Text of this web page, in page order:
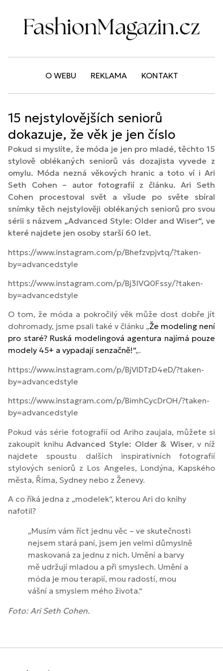
O WEBU REKLAMA KONTAKT
15 nejstylovějších seniorů
dokazuje, že věk je jen číslo
Pokud si myslíte, že móda je jen pro mladé, těchto 15
stylově oblékaných seniorů vás dozajista vyvede z
omylu. Móda nezná věkových hranic a toto ví i Ari
Seth Cohen – autor fotografií z článku. Ari Seth
Cohen procestoval svět a všude po světe sbíral
snímky těch nejstylověji oblékaných seniorů pro svou
sérii s názvem „Advanced Style: Older and Wiser“, ve
které najdete jen osoby starší 60 let.
https://www.instagram.com/p/Bhefzvpjvtq/?taken-
by=advancedstyle
https://www.instagram.com/p/Bj3IVQ0Fssy/?taken-
by=advancedstyle
O tom, že móda a pokročilý věk může dost dobře jít
dohromady, jsme psali také v článku „Že modeling není
pro staré? Ruská modelingová agentura najímá pouze
modely 45+ a vypadají senzačně!“„.
https://www.instagram.com/p/BjVlDTzD4eD/?taken-
by=advancedstyle
https://www.instagram.com/p/BimhCycDrOH/?taken-
by=advancedstyle
Pokud vás série fotografií od Ariho zaujala, můžete si
zakoupit knihuAdvanced Style: Older & Wiser, v níž
najdete spoustu dalších inspirativních fotografií
stylových seniorů z Los Angeles, Londýna, Kapského
města, Říma, Sydney nebo z Ženevy.
A co říká jedna z „modelek“, kterou Ari do knihy
nafotil?
„Musím vám říct jednu věc – ve skutečnosti
nejsem stará paní, jsem jen velmi důmyslně
maskovaná za jednu z nich. Umění a barvy
mě udržují mladou a při smyslech. Umění a
móda je mou terapií, mou radostí, mou
vášní a smyslem mého života.“
Foto: Ari Seth Cohen.